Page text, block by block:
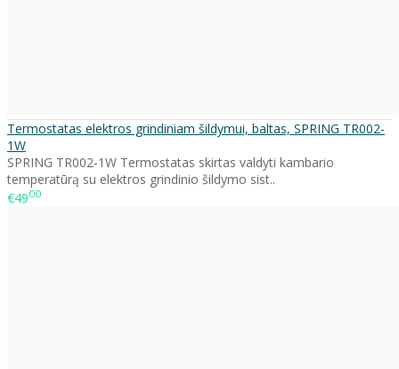
Termostatas elektros grindiniam šildymui, baltas, SPRING TR002-
1W
SPRING TR002-1W Termostatas skirtas valdyti kambario
temperatūrą su elektros grindinio šildymo sist..
€4900